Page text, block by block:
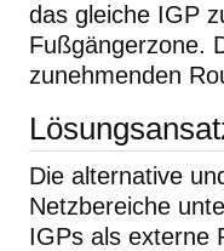
das gleiche IGP
Fußgängerzone.
zunehmenden
Die alternative
Netzbereiche
IGPs als externe